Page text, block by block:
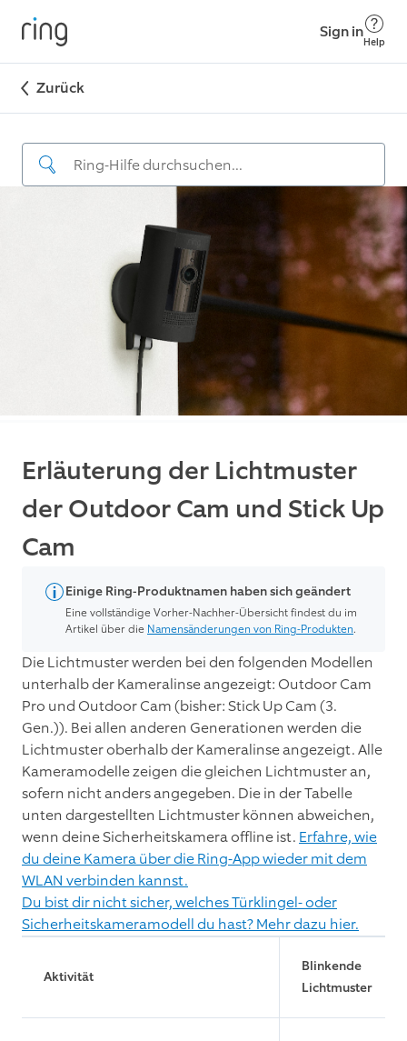
Sign in
Help
Zurück
Erläuterung der Lichtmuster
der Outdoor Cam und Stick Up
Cam
Einige Ring-Produktnamen haben sich geändert
Eine vollständige Vorher-Nachher-Übersicht findest du im
Artikel über die Namensänderungen von Ring-Produkten.
Die Lichtmuster werden bei den folgenden Modellen
unterhalb der Kameralinse angezeigt: Outdoor Cam
Pro und Outdoor Cam (bisher: Stick Up Cam (3.
Gen.)). Bei allen anderen Generationen werden die
Lichtmuster oberhalb der Kameralinse angezeigt. Alle
Kameramodelle zeigen die gleichen Lichtmuster an,
sofern nicht anders angegeben. Die in der Tabelle
unten dargestellten Lichtmuster können abweichen,
wenn deine Sicherheitskamera offline ist. Erfahre, wie
du deine Kamera über die Ring-App wieder mit dem
WLAN verbinden kannst.
Du bist dir nicht sicher, welches Türklingel- oder
Sicherheitskameramodell du hast? Mehr dazu hier.
Aktivität
Blinkende
Lichtmuster